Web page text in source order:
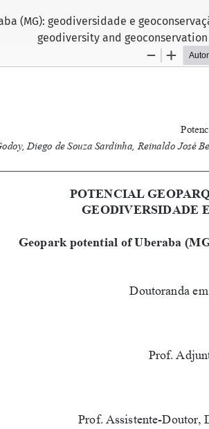
(MG): geodiversidade e
geodiversity and geoconservation